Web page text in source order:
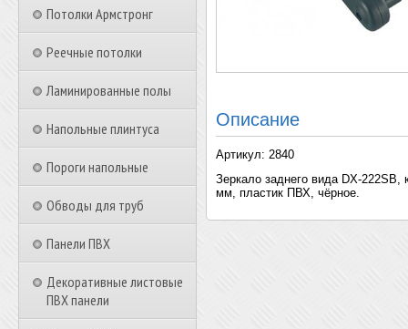
Потолки Армстронг
Реечные потолки
Ламинированные полы
Напольные плинтуса
Пороги напольные
Обводы для труб
Панели ПВХ
Декоративные листовые
ПВХ панели
Описание
Артикул: 2840
Зеркало заднего вида DX-
мм, пластик ПВХ, чёрное.